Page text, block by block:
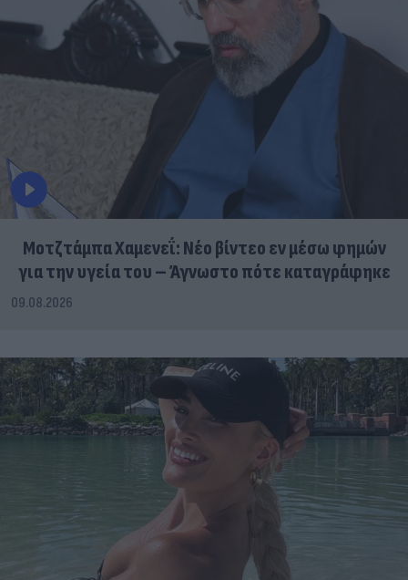
Μοτζτάμπα Χαμενεΐ: Νέο βίντεο εν μέσω φημών
για την υγεία του – Άγνωστο πότε καταγράφηκε
09.08.2026